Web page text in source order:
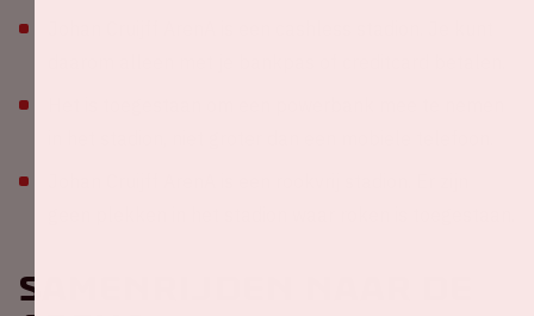
Samenrijden naar de